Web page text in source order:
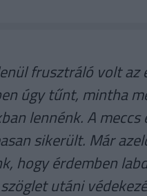
frusztráló volt az
úgy tűnt, mintha
lennénk. A meccs
sikerült. Már
hogy érdemben
utáni